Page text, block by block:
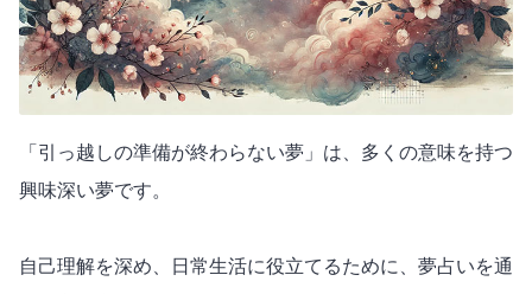
「引っ越しの準備が終わらない夢」は、多くの意味を持つ
興味深い夢です。
自己理解を深め、日常生活に役立てるために、夢占いを通